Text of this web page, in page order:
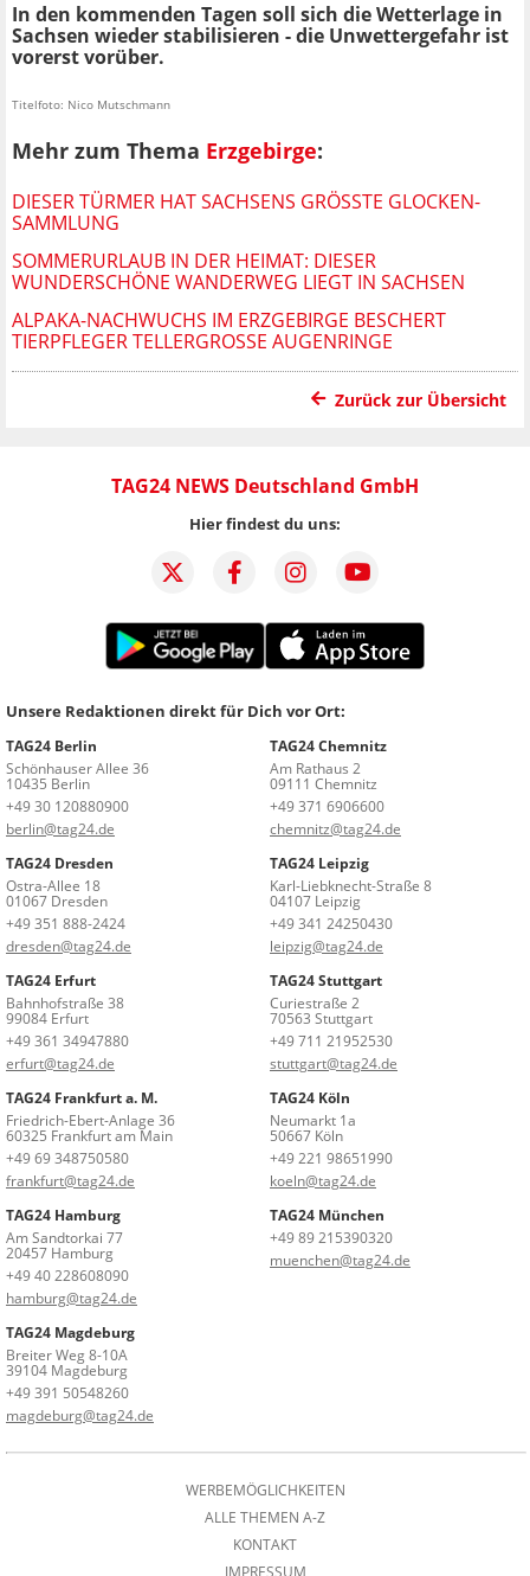
In den kommenden Tagen soll sich die Wetterlage in
Sachsen wieder stabilisieren - die Unwettergefahr ist
vorerst vorüber.
Titelfoto: Nico Mutschmann
Mehr zum Thema Erzgebirge:
DIESER TÜRMER HAT SACHSENS GRÖSSTE GLOCKEN-S
AMMLUNG
SOMMERURLAUB IN DER HEIMAT: DIESER
WUNDERSCHÖNE WANDERWEG LIEGT IN SACHSEN
ALPAKA-NACHWUCHS IM ERZGEBIRGE BESCHERT
TIERPFLEGER TELLERGROSSE AUGENRINGE
Zurück zur Übersicht
TAG24 NEWS Deutschland GmbH
Hier findest du uns:
Unsere Redaktionen direkt für Dich vor Ort:
TAG24 Berlin
Schönhauser Allee 36
10435 Berlin
+49 30 120880900
berlin@tag24.de
TAG24 Chemnitz
Am Rathaus 2
09111 Chemnitz
+49 371 6906600
chemnitz@tag24.de
TAG24 Dresden
Ostra-Allee 18
01067 Dresden
+49 351 888-2424
dresden@tag24.de
TAG24 Leipzig
Karl-Liebknecht-Straße 8
04107 Leipzig
+49 341 24250430
leipzig@tag24.de
TAG24 Erfurt
Bahnhofstraße 38
99084 Erfurt
+49 361 34947880
erfurt@tag24.de
TAG24 Stuttgart
Curiestraße 2
70563 Stuttgart
+49 711 21952530
stuttgart@tag24.de
TAG24 Frankfurt a. M.
Friedrich-Ebert-Anlage 36
60325 Frankfurt am Main
+49 69 348750580
frankfurt@tag24.de
TAG24 Köln
Neumarkt 1a
50667 Köln
+49 221 98651990
koeln@tag24.de
TAG24 Hamburg
Am Sandtorkai 77
20457 Hamburg
+49 40 228608090
hamburg@tag24.de
TAG24 München
+49 89 215390320
muenchen@tag24.de
TAG24 Magdeburg
Breiter Weg 8-10A
39104 Magdeburg
+49 391 50548260
magdeburg@tag24.de
WERBEMÖGLICHKEITEN
ALLE THEMEN A-Z
KONTAKT
IMPRESSUM